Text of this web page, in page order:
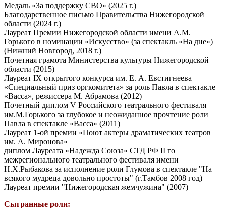
Медаль «За поддержку СВО» (2025 г.)
Благодарственное письмо Правительства Нижегородской
области (2024 г.)
Лауреат Премии Нижегородской области имени А.М.
Горького в номинации «Искусство» (за спектакль «На дне»)
(Нижний Новгород, 2018 г.)
Почетная грамота Министерства культуры Нижегородской
области (2015)
Лауреат IX открытого конкурса им. Е. А. Евстигнеева
«Специальный приз оргкомитета» за роль Павла в спектакле
«Васса», режиссера М. Абрамова (2012)
Почетный диплом V Российского театрального фестиваля
им.М.Горького за глубокое и неожиданное прочтение роли
Павла в спектакле «Васса» (2011)
Лауреат 1-ой премии «Поют актеры драматических театров
им. А. Миронова»
диплом Лауреата «Надежда Союза» СТД РФ II го
межрегионального театрального фестиваля имени
Н.Х.Рыбакова за исполнение роли Глумова в спектакле "На
всякого мудреца довольно простоты" (г.Тамбов 2008 год)
Лауреат премии "Нижегородская жемчужина" (2007)
Сыгранные роли: